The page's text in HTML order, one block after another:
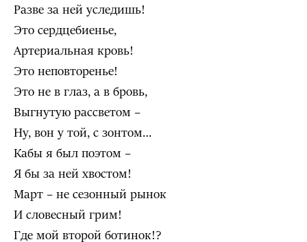
Разве за ней уследишь!
Это сердцебиенье,
Артериальная кровь!
Это неповторенье!
Это не в глаз, а в бровь,
Выгнутую рассветом –
Ну, вон у той, с зонтом…
Кабы я был поэтом –
Я бы за ней хвостом!
Март – не сезонный рынок
И словесный грим!
Где мой второй ботинок!?